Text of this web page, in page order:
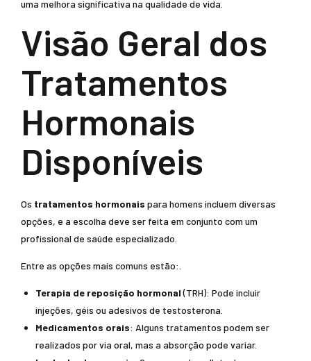
uma melhora significativa na qualidade de vida.
Visão Geral dos
Tratamentos
Hormonais
Disponíveis
Os tratamentos hormonais para homens incluem diversas
opções, e a escolha deve ser feita em conjunto com um
profissional de saúde especializado.
Entre as opções mais comuns estão:.
Terapia de reposição hormonal(TRH): Pode incluir
injeções, géis ou adesivos de testosterona.
Medicamentos orais: Alguns tratamentos podem ser
realizados por via oral, mas a absorção pode variar.